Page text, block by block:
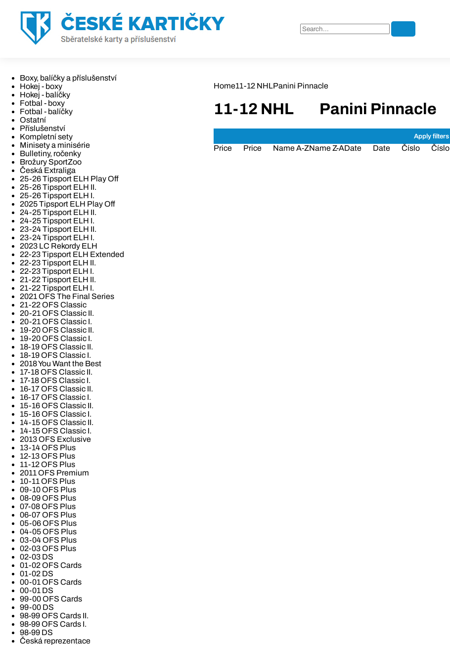
Boxy, balíčky a příslušenství
Hokej - boxy
Hokej - balíčky
Fotbal - boxy
Fotbal - balíčky
Ostatní
Příslušenství
Kompletní sety
Minisety a minisérie
Bulletiny, ročenky
Brožury SportZoo
Česká Extraliga
25-26 Tipsport ELH Play Off
25-26 Tipsport ELH II.
25-26 Tipsport ELH I.
2025 Tipsport ELH Play Off
24-25 Tipsport ELH II.
24-25 Tipsport ELH I.
23-24 Tipsport ELH II.
23-24 Tipsport ELH I.
2023 LC Rekordy ELH
22-23 Tipsport ELH Extended
22-23 Tipsport ELH II.
22-23 Tipsport ELH I.
21-22 Tipsport ELH II.
21-22 Tipsport ELH I.
2021 OFS The Final Series
21-22 OFS Classic
20-21 OFS Classic II.
20-21 OFS Classic I.
19-20 OFS Classic II.
19-20 OFS Classic I.
18-19 OFS Classic II.
18-19 OFS Classic I.
2018 You Want the Best
17-18 OFS Classic II.
17-18 OFS Classic I.
16-17 OFS Classic II.
16-17 OFS Classic I.
15-16 OFS Classic II.
15-16 OFS Classic I.
14-15 OFS Classic II.
14-15 OFS Classic I.
2013 OFS Exclusive
13-14 OFS Plus
12-13 OFS Plus
11-12 OFS Plus
2011 OFS Premium
10-11 OFS Plus
09-10 OFS Plus
08-09 OFS Plus
07-08 OFS Plus
06-07 OFS Plus
05-06 OFS Plus
04-05 OFS Plus
03-04 OFS Plus
02-03 OFS Plus
02-03 DS
01-02 OFS Cards
01-02 DS
00-01 OFS Cards
00-01 DS
99-00 OFS Cards
99-00 DS
98-99 OFS Cards II.
98-99 OFS Cards I.
98-99 DS
Česká reprezentace
Home11-12 NHLPanini Pinnacle
11-12 NHL Panini Pinnacle
Price Price Name A-ZName Z-ADate Date Číslo Číslo